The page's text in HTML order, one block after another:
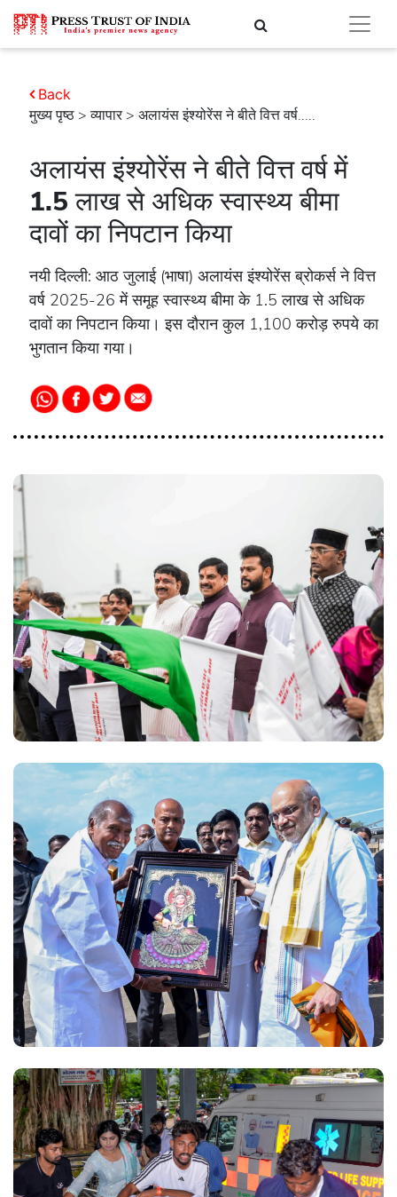
मुख्य पृष्ठ >व्यापार > अलायंस इंश्योरेंस ने बीते वित्त वर्ष.....
Back
अलायंस इंश्योरेंस ने बीते वित्त वर्ष में
1.5 लाख से अधिक स्वास्थ्य बीमा
दावों का निपटान किया
नयी दिल्ली: आठ जुलाई (भाषा) अलायंस इंश्योरेंस ब्रोकर्स ने वित्त
वर्ष 2025-26 में समूह स्वास्थ्य बीमा के 1.5 लाख से अधिक
दावों का निपटान किया। इस दौरान कुल 1,100 करोड़ रुपये का
भुगतान किया गया।